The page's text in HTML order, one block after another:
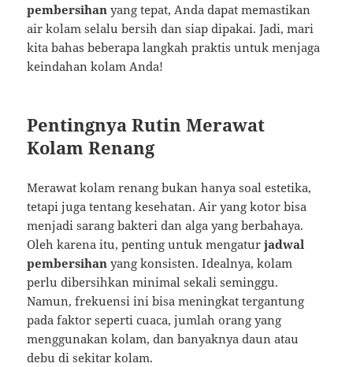
pembersihan yang tepat, Anda dapat memastikan
air kolam selalu bersih dan siap dipakai. Jadi, mari
kita bahas beberapa langkah praktis untuk menjaga
keindahan kolam Anda!
Pentingnya Rutin Merawat
Kolam Renang
Merawat kolam renang bukan hanya soal estetika,
tetapi juga tentang kesehatan. Air yang kotor bisa
menjadi sarang bakteri dan alga yang berbahaya.
Oleh karena itu, penting untuk mengaturjadwal
pembersihan yang konsisten. Idealnya, kolam
perlu dibersihkan minimal sekali seminggu.
Namun, frekuensi ini bisa meningkat tergantung
pada faktor seperti cuaca, jumlah orang yang
menggunakan kolam, dan banyaknya daun atau
debu di sekitar kolam.